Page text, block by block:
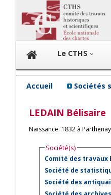
Le CTHS
Accueil Sociétés
LEDAIN Bélisaire
Naissance: 1832 à
Société(s)
Comité des
Société de
Société des